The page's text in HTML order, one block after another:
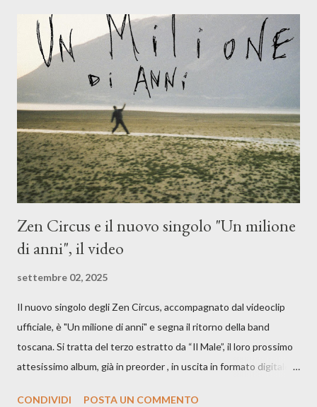
Dicevamo. Ed è da qui che il nostro inizia questo concept
musicale, con " Che ora è" , raccontando la separazione dalla
moglie, del senso di sconfitta e del caldo afoso che opprime,
giusta condizione di sopraffazione: "Non so che ora è, che giorno
è, di questa estate che...". E' raro fare uscire come singolo una
cover, ma...
Zen Circus e il nuovo singolo "Un milione
di anni", il video
settembre 02, 2025
Il nuovo singolo degli Zen Circus, accompagnato dal videoclip
ufficiale, è "Un milione di anni" e segna il ritorno della band
toscana. Si tratta del terzo estratto da “Il Male”, il loro prossimo
attesissimo album, già in preorder , in uscita in formato digitale il
CONDIVIDI POSTA UN COMMENTO